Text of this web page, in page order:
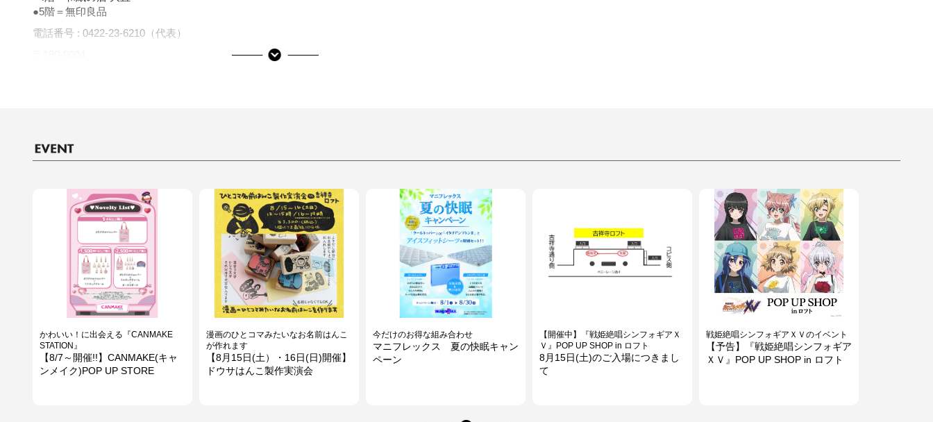
●5階＝無印良品
電話番号 : 0422-23-6210（代表）
■ご利用可能な決済サービス
決済サービスアイコンについて
かわいい！に出会える『CANMAKE
STATION』
【8/7～開催!!】CANMAKE(キャ
ンメイク)POP UP STORE
漫画のひとコマみたいなお名前はんこ
が作れます
【8月15日(土）・16日(日)開催】
ドウサはんこ製作実演会
今だけのお得な組み合わせ
マニフレックス 夏の快眠キャン
ペーン
【開催中】『戦姫絶唱シンフォギアＸ
Ｖ』POP UP SHOP in ロフト
8月15日(土)のご入場につきまし
て
戦姫絶唱シンフォギアＸＶのイベント
【予告】『戦姫絶唱シンフォギア
ＸＶ』POP UP SHOP in ロフト